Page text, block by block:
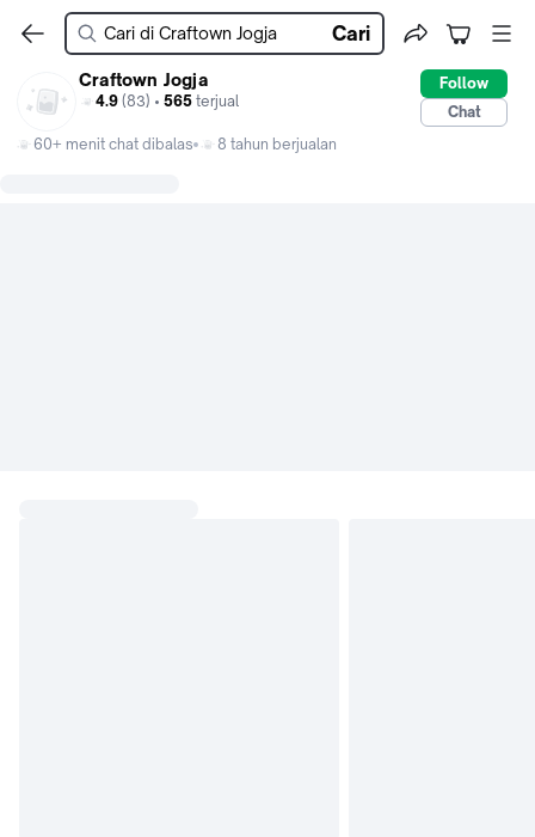
Cari
Craftown Jogja
4.9 (83) • 565 terjual
Follow
Chat
60+ menit chat dibalas
8 tahun berjualan